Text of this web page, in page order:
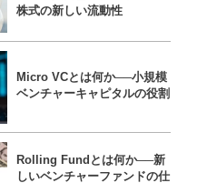
株式の新しい流動性
Micro VCとは何か──小規模
ベンチャーキャピタルの役割
Rolling Fundとは何か──新
しいベンチャーファンドの仕